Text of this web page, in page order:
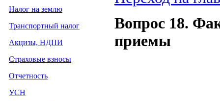
Налог на землю
Транспортный налог
Акцизы, НДПИ
Страховые взносы
Отчетность
УСН
Вопрос 18.
приемы